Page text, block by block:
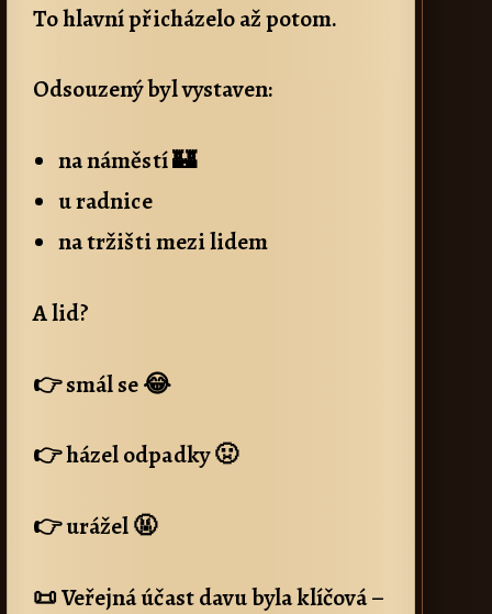
To hlavní přicházelo až potom.
Odsouzený byl vystaven:
na náměstí 🏰
u radnice
na tržišti mezi lidem
A lid?
👉 smál se 😂
👉 házel odpadky 🤢
👉 urážel 🤬
📜 Veřejná účast davu byla klíčová –